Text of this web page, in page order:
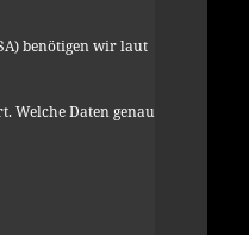
benötigen wir laut
Welche Daten genau